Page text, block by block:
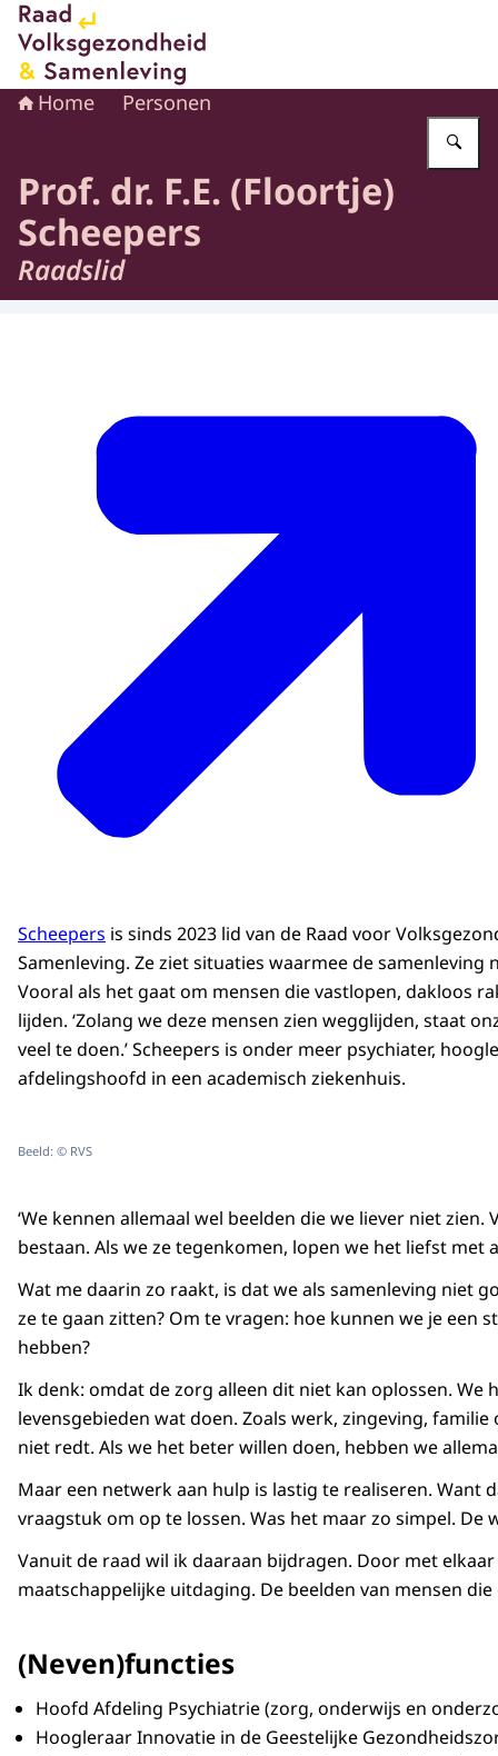
Naar de homepage van Raad voor Volksgezondheid en
Home Personen
Prof. dr. F.E. (Floortje)
Scheepers
Raadslid
Scheepers is sinds 2023 lid van de Raad voor
Samenleving. Ze ziet situaties waarmee de samenleving
Vooral als het gaat om mensen die vastlopen, dakloos
lijden. ‘Zolang we deze mensen zien wegglijden, staat
veel te doen.’ Scheepers is onder meer psychiater,
afdelingshoofd in een academisch ziekenhuis.
Beeld: © RVS
‘We kennen allemaal wel beelden die we liever niet
bestaan. Als we ze tegenkomen, lopen we het liefst
Wat me daarin zo raakt, is dat we als samenleving niet
ze te gaan zitten? Om te vragen: hoe kunnen we je een
hebben?
Ik denk: omdat de zorg alleen dit niet kan oplossen.
levensgebieden wat doen. Zoals werk, zingeving,
niet redt. Als we het beter willen doen, hebben we
Maar een netwerk aan hulp is lastig te realiseren.
vraagstuk om op te lossen. Was het maar zo simpel.
Vanuit de raad wil ik daaraan bijdragen. Door met
maatschappelijke uitdaging. De beelden van mensen
(Neven)functies
Hoofd Afdeling Psychiatrie (zorg, onderwijs en
Hoogleraar Innovatie in de Geestelijke